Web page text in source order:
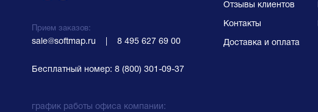
Прием заказов:
sale@softmap.ru 8 495 627 69 00
Бесплатный номер: 8 (800) 301-09-37
график работы офиса компании:
Отзывы клиентов
Контакты
Доставка и оплата